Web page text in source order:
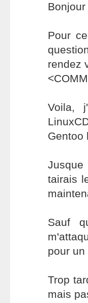
Pour
rendez
Voila,
Gentoo
Jusque
tairais
Sauf
pour un
Trop
mais